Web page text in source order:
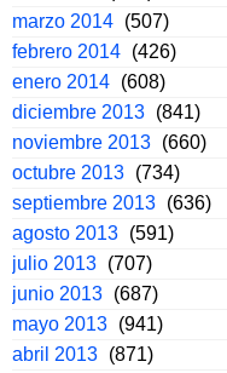
marzo 2014 (507)
febrero 2014 (426)
enero 2014 (608)
diciembre 2013 (841)
noviembre 2013 (660)
octubre 2013 (734)
septiembre 2013 (636)
agosto 2013 (591)
julio 2013 (707)
junio 2013 (687)
mayo 2013 (941)
abril 2013 (871)